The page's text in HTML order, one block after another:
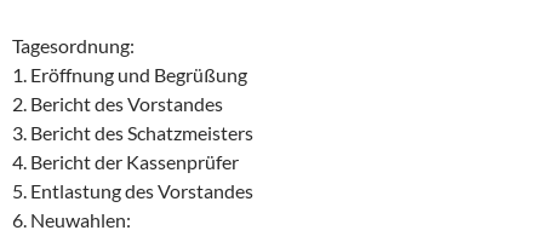
Tagesordnung:
1. Eröffnung und Begrüßung
2. Bericht des Vorstandes
3. Bericht des Schatzmeisters
4. Bericht der Kassenprüfer
5. Entlastung des Vorstandes
6. Neuwahlen: